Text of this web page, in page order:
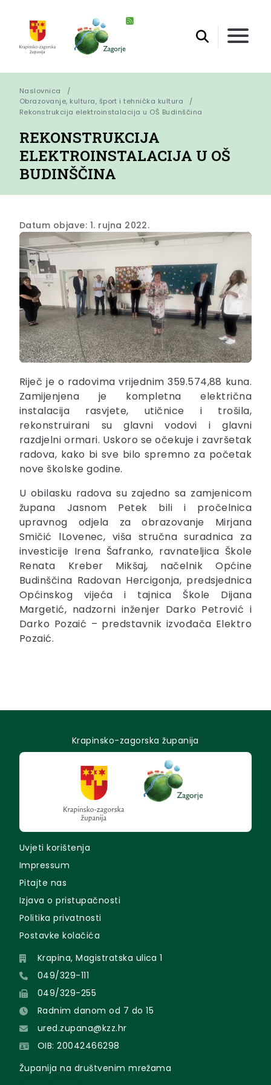
Naslovnica
Obrazovanje, kultura, šport i tehnička kultura
Rekonstrukcija elektroinstalacija u OŠ Budinščina
REKONSTRUKCIJA
ELEKTROINSTALACIJA U OŠ
BUDINŠČINA
Datum objave: 1. rujna 2022.
Riječ je o radovima vrijednim 359.574,88 kuna.
Zamijenjena je kompletna električna
instalacija rasvjete, utičnice i trošila,
rekonstruirani su glavni vodovi i glavni
razdjelni ormari. Uskoro se očekuje i završetak
radova, kako bi sve bilo spremno za početak
nove školske godine.
U obilasku radova su zajedno sa zamjenicom
župana Jasnom Petek bili i pročelnica
upravnog odjela za obrazovanje Mirjana
Smičić lLovenec, viša stručna suradnica za
investicije Irena Šafranko, ravnateljica Škole
Renata Kreber Mikšaj, načelnik Općine
Budinščina Radovan Hercigonja, predsjednica
Općinskog vijeća i tajnica Škole Dijana
Margetić, nadzorni inženjer Darko Petrović i
Darko Pozaić – predstavnik izvođača Elektro
Pozaić.
Krapinsko-zagorska županija
Uvjeti korištenja
Impressum
Pitajte nas
Izjava o pristupačnosti
Politika privatnosti
Postavke kolačića
Krapina, Magistratska ulica 1
049/329-111
049/329-255
Radnim danom od 7 do 15
ured.zupana@kzz.hr
OIB: 20042466298
Županija na društvenim mrežama